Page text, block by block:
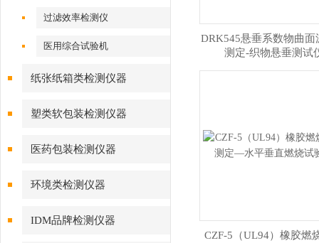
过滤效率检测仪
医用综合试验机
纸张纸箱类检测仪器
塑类软包装检测仪器
医药包装检测仪器
环境类检测仪器
IDM品牌检测仪器
DRK545悬垂系数物曲面
测定-织物悬垂测试
CZF-5（UL94）橡胶燃